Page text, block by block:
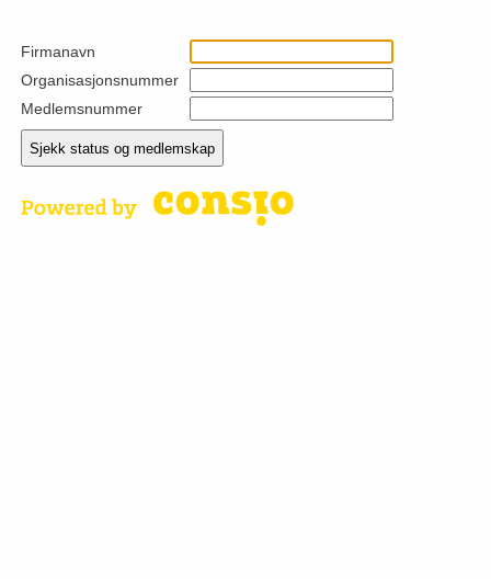
Firmanavn
Organisasjonsnummer
Medlemsnummer